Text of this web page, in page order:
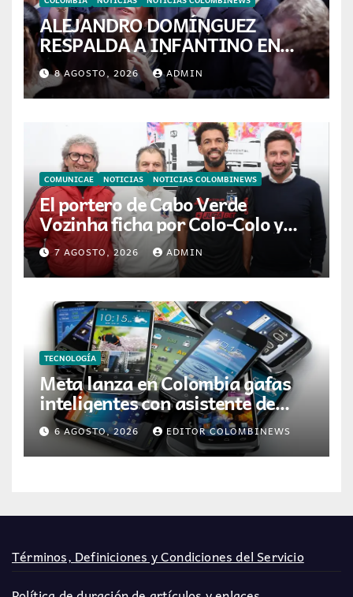
ALEJANDRO DOMÍNGUEZ
RESPALDA A INFANTINO EN
CALI: «ES EL LÍDER DE LA
TRANSFORMACIÓN DEL
FÚTBOL»
8 AGOSTO, 2026 ADMIN
COMUNICAE NOTICIAS NOTICIAS COLOMBINEWS
El portero de Cabo Verde
Vozinha ficha por Colo-Colo y
JETOUR respalda su nueva
etapa
7 AGOSTO, 2026 ADMIN
TECNOLOGÍA
Meta lanza en Colombia gafas
inteligentes con asistente de
inteligencia artificial
6 AGOSTO, 2026 EDITOR COLOMBINEWS
Términos, Definiciones y Condiciones del Servicio